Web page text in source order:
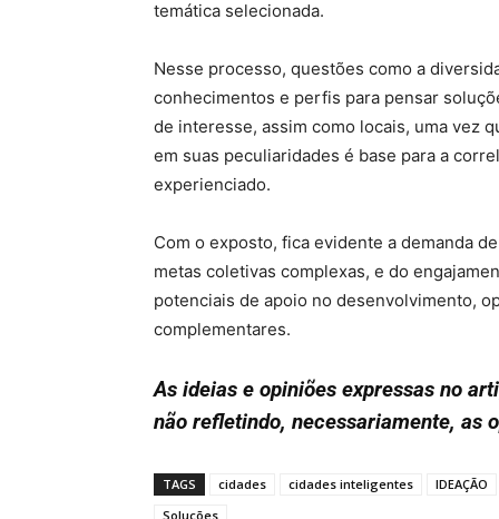
temática selecionada.
Nesse processo, questões como a
conhecimentos e perfis para pensar
de interesse, assim como locais, uma vez
em suas peculiaridades é base para a
experienciado.
Com o exposto, fica evidente a demanda
metas coletivas complexas, e do
potenciais de apoio no desenvolvimento,
complementares.
As ideias e opiniões expressas no
não refletindo, necessariamente, as
TAGS cidades cidades inteligentes IDEAÇÃO
Soluções